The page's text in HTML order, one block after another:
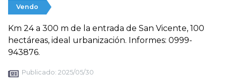
Vendo
Km 24 a 300 m de la entrada de San Vicente, 100
hectáreas, ideal urbanización. Informes: 0999-
943876.
Publicado: 2025/05/30